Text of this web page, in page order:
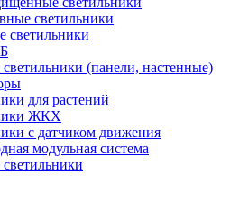
светильники
светильники
(панели, настенные)
для растений
ЖКХ
с датчиком движения
модульная система